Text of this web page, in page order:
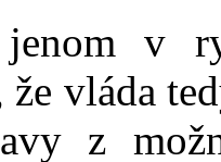
v
vláda
z